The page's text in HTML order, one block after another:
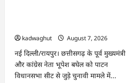
kadwaghut
August 7, 2026
नई दिल्ली/रायपुर। छत्तीसगढ़ के पूर्व मुख्यमंत्री
और कांग्रेस नेता भूपेश बघेल को पाटन
विधानसभा सीट से जुड़े चुनावी मामले में...